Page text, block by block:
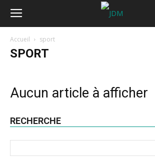
Accueil sport
SPORT
Aucun article à afficher
RECHERCHE